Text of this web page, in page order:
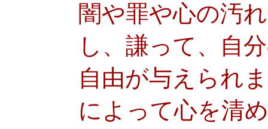
闇や罪や心の汚
し、謙って、自
自由が与えられ
によって心を清